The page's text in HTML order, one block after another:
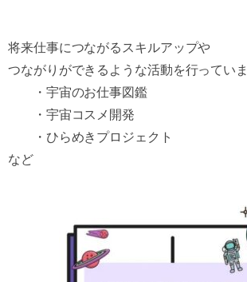
将来仕事につながるスキルアップや
つながりができるような活動を行っていま
・宇宙のお仕事図鑑
・宇宙コスメ開発
・ひらめきプロジェクト
など